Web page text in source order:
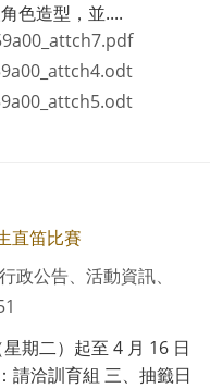
色造型，並....
直笛比賽
政公告、活動資訊、
期二）起至 4 月 16 日
請洽訓育組 三、抽籤日